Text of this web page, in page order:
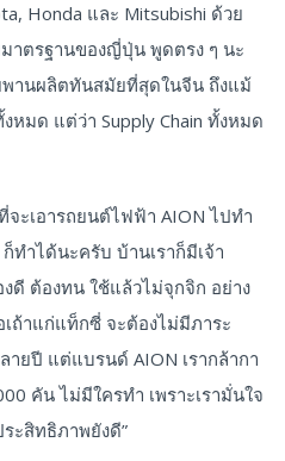
Honda และ Mitsubishi ด้วย
ตรฐานของญี่ปุ่น พูดตรง ๆ นะ
พานผลิตทันสมัยที่สุดในจีน ถึงแม้
หมด แต่ว่า Supply Chain ทั้งหมด
ะเอารถยนต์ไฟฟ้า AION ไปทำ
ทำได้นะครับ บ้านเราก็มีเจ้า
ดี ต้องทน ใช้แล้วไม่จุกจิก อย่าง
าแก่แท็กซี่ จะต้องไม่มีภาระ
ยปี แต่แบรนด์ AION เรากล้ากา
คัน ไม่มีใครทำ เพราะเรามั่นใจ
ะสิทธิภาพยังดี”